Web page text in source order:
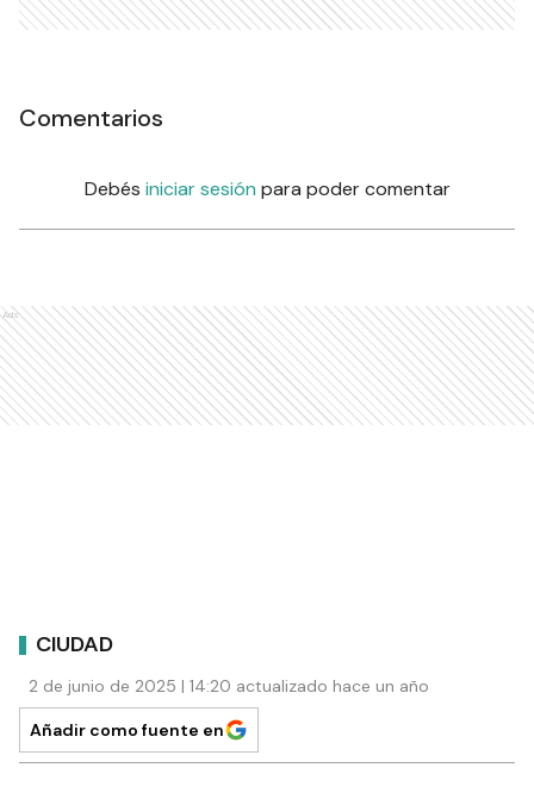
Comentarios
Debés iniciar sesión para poder comentar
Ads
CIUDAD
2 de junio de 2025 | 14:20 actualizado hace un año
Añadir como fuente en